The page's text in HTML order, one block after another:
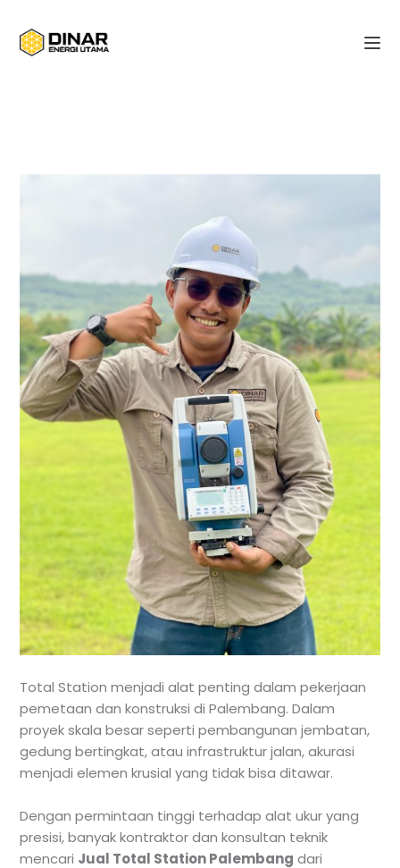
Total Station menjadi alat penting dalam pekerjaan
pemetaan dan konstruksi di Palembang. Dalam
proyek skala besar seperti pembangunan jembatan,
gedung bertingkat, atau infrastruktur jalan, akurasi
menjadi elemen krusial yang tidak bisa ditawar.
Dengan permintaan tinggi terhadap alat ukur yang
presisi, banyak kontraktor dan konsultan teknik
mencari Jual Total Station Palembang dari